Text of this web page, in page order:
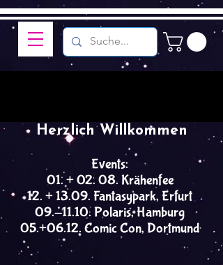
Events:
01. + 02. 08. Krähenfee
12. + 13.09. Fantasypark, Erfurt
09.-11.10. Polaris, Hamburg
05.+06.12. Comic Con, Dortmund
Herzlich Willkommen